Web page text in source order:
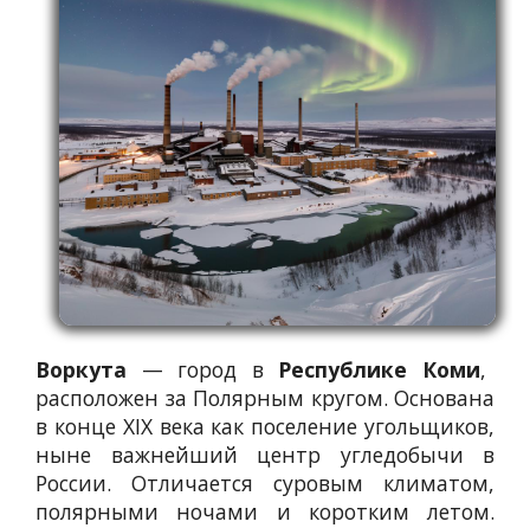
РЕЕСТРЫ
Воркута — город в Республике Коми,
расположен за Полярным кругом. Основана
в конце XIX века как поселение угольщиков,
ныне важнейший центр угледобычи в
России. Отличается суровым климатом,
полярными ночами и коротким летом.